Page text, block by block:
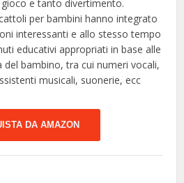
e tanto divertimento.
per bambini hanno integrato
interessanti e allo stesso tempo
educativi appropriati in base alle
del bambino, tra cui numeri vocali,
musicali, suonerie, ecc
DA AMAZON